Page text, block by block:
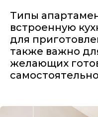
Типы
встроенную
для
также важно
желающих